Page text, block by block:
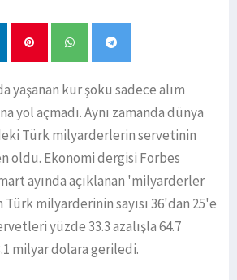
yaşanan kur şoku sadece alım
yol açmadı. Aynı zamanda dünya
Türk milyarderlerin servetinin
oldu. Ekonomi dergisi Forbes
ayında açıklanan 'milyarderler
milyarderinin sayısı 36'dan 25'e
yüzde 33.3 azalışla 64.7
milyar dolara geriledi.